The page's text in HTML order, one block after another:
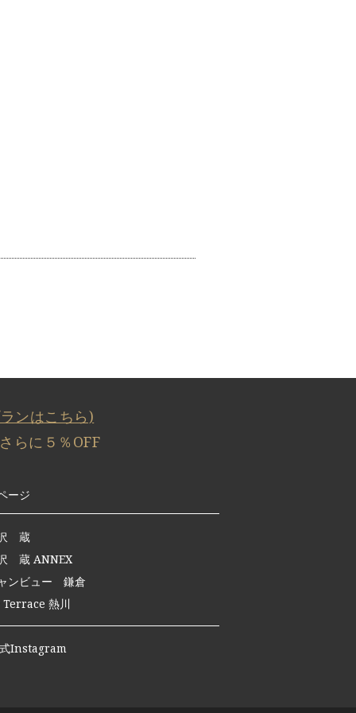
ンはこちら)
らに５％OFF
ージ
蔵
蔵 ANNEX
ンビュー 鎌倉
Terrace 熱川
Instagram